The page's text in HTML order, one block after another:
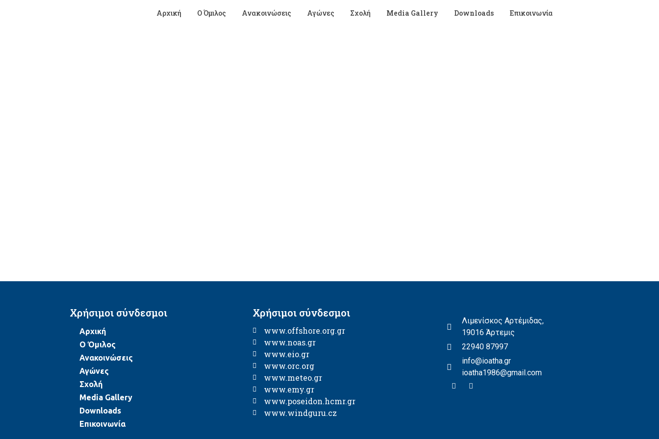
Αρχική Ο Όμιλος Ανακοινώσεις Αγώνες Σχολή Media Gallery Downloads Επικοινωνία
Χρήσιμοι σύνδεσμοι
Αρχική
Ο Όμιλος
Ανακοινώσεις
Αγώνες
Σχολή
Media Gallery
Downloads
Επικοινωνία
Χρήσιμοι σύνδεσμοι
www.offshore.org.gr
www.noas.gr
www.eio.gr
www.orc.org
www.meteo.gr
www.emy.gr
www.poseidon.hcmr.gr
www.windguru.cz
Λιμενίσκος Αρτέμιδας,
19016 Άρτεμις
22940 87997
info@ioatha.gr
ioatha1986@gmail.com